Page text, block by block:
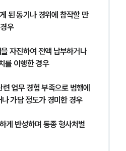
된 동기나 경위에 참작할 만
우
자진하여 전액 납부하거나
를 이행한 경우
련 업무 경험 부족으로 범행에
가담 정도가 경미한 경우
게 반성하며 동종 형사처벌